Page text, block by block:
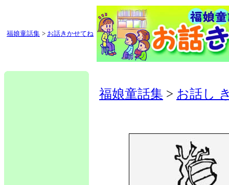
福娘童話集 > お話きかせてね
福娘童話集 > お話し